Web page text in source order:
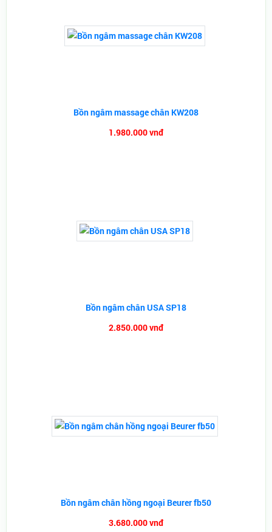
Bồn ngâm massage chân KW208
1.980.000 vnđ
Bồn ngâm chân USA SP18
2.850.000 vnđ
Bồn ngâm chân hồng ngoại Beurer fb50
3.680.000 vnđ